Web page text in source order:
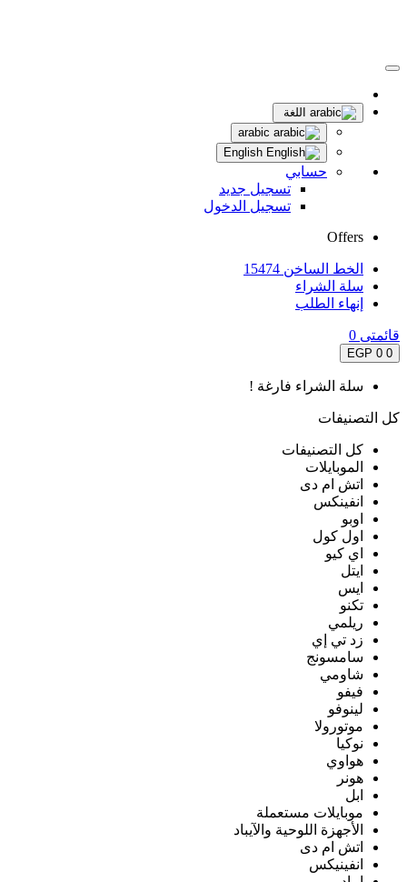
اللغة
حسابي
تسجيل جديد
تسجيل الدخول
Offers
الخط الساخن 15474
سلة الشراء
إنهاء الطلب
قائمتى 0
0
0 EGP
سلة الشراء فارغة !
كل التصنيفات
كل التصنيفات
الموبايلات
اتش ام دى
انفينكس
اوبو
اول كول
اي كيو
ايتل
ايس
تكنو
ريلمي
زد تي إي
سامسونج
شاومي
فيفو
لينوفو
موتورولا
نوكيا
هواوي
هونر
ابل
موبايلات مستعملة
الأجهزة اللوحية والآيباد
اتش ام دى
انفينيكس